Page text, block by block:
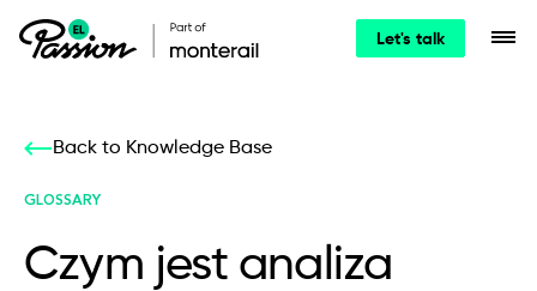
Let's talk
Back to Knowledge Base
GLOSSARY
Czym jest analiza